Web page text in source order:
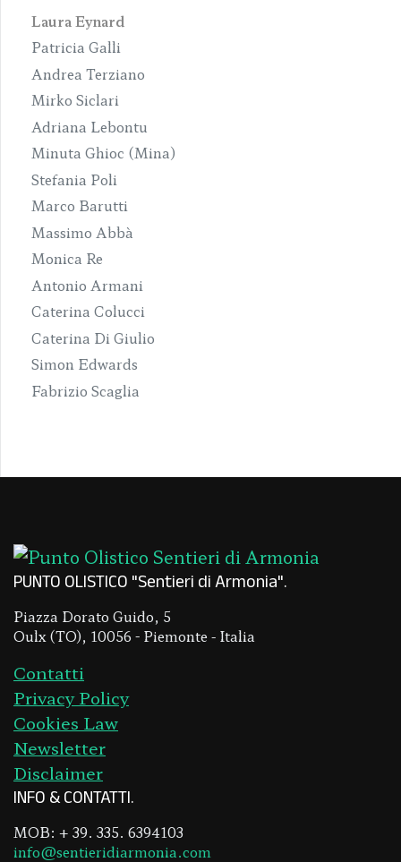
Laura Eynard
Patricia Galli
Andrea Terziano
Mirko Siclari
Adriana Lebontu
Minuta Ghioc (Mina)
Stefania Poli
Marco Barutti
Massimo Abbà
Monica Re
Antonio Armani
Caterina Colucci
Caterina Di Giulio
Simon Edwards
Fabrizio Scaglia
PUNTO OLISTICO "Sentieri di Armonia"
Piazza Dorato Guido, 5
Oulx (TO), 10056 - Piemonte - Italia
Contatti
Privacy Policy
Cookies Law
Newsletter
Disclaimer
INFO & CONTATTI
MOB: + 39. 335. 6394103
info@sentieridiarmonia.com